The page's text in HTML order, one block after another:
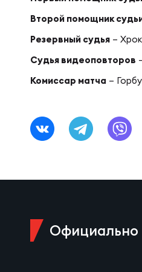
Второй помощник
Резервный судья –
Судья видеоповторов
Комиссар матча –
Официально